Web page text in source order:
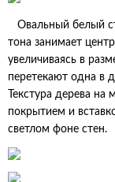
Овальный белый
тона занимает
увеличиваясь в
перетекают одна в
Текстура дерева
покрытием и
светлом фоне стен.